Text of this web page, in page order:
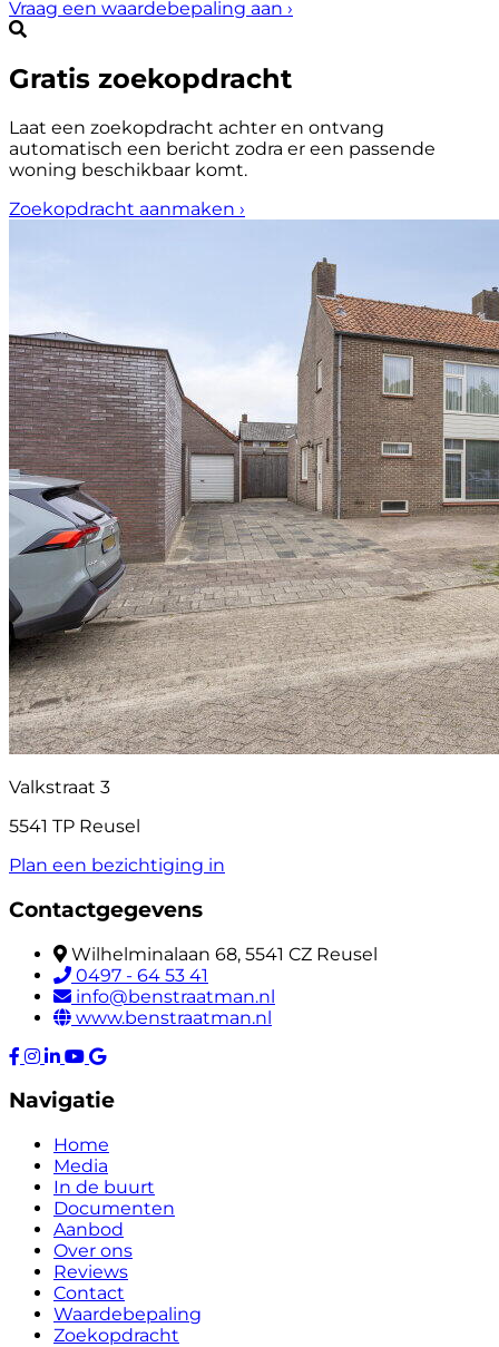
Vraag een waardebepaling aan ›
Gratis zoekopdracht
Laat een zoekopdracht achter en ontvang
automatisch een bericht zodra er een passende
woning beschikbaar komt.
Zoekopdracht aanmaken ›
Valkstraat 3
5541 TP Reusel
Plan een bezichtiging in
Contactgegevens
Wilhelminalaan 68, 5541 CZ Reusel
0497 - 64 53 41
info@benstraatman.nl
www.benstraatman.nl
Navigatie
Home
Media
In de buurt
Documenten
Aanbod
Over ons
Reviews
Contact
Waardebepaling
Zoekopdracht